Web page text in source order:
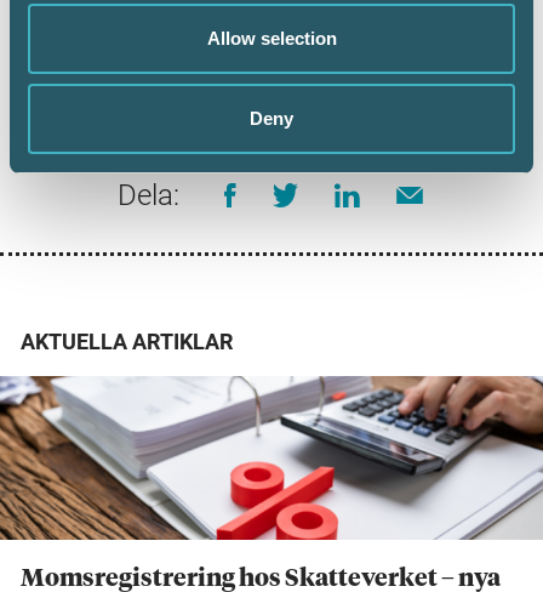
Allow selection
Deny
Dela:
AKTUELLA ARTIKLAR
Momsregistrering hos Skatteverket – nya